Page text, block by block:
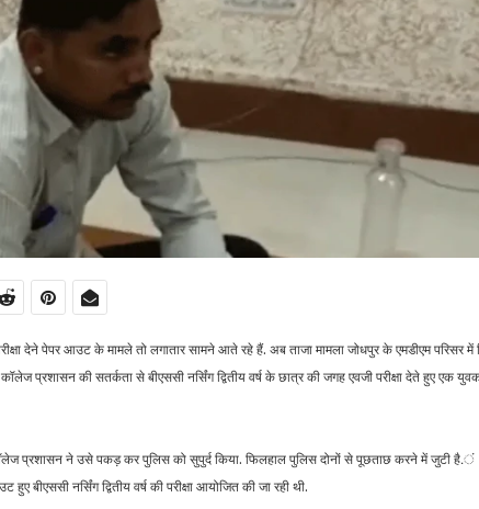
देने पेपर आउट के मामले तो लगातार सामने आते रहे हैं. अब ताजा मामला जोधपुर के एमडीएम परिसर में
प्रशासन की सतर्कता से बीएससी नर्सिंग द्वितीय वर्ष के छात्र की जगह एवजी परीक्षा देते हुए एक
प्रशासन ने उसे पकड़ कर पुलिस को सुपुर्द किया. फिलहाल पुलिस दोनों से पूछताछ करने में जुटी है.ं
बीएससी नर्सिंग द्वितीय वर्ष की परीक्षा आयोजित की जा रही थी.